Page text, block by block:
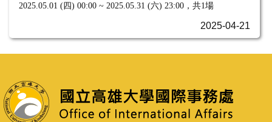
2025.05.01 (四) 00:00 ~ 2025.05.31 (六) 23:00，共1場
2025-04-21